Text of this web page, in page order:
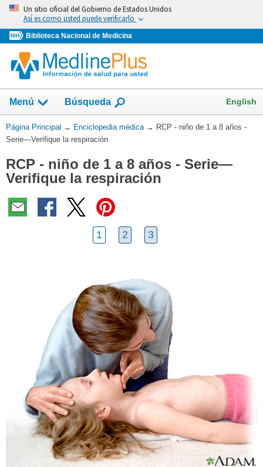
Omita
vaya
al
Contenido
Un sitio oficial del Gobierno de Estados Unidos
Así es como usted puede verificarlo
Biblioteca Nacional de Medicina
Menú Búsqueda English
Usted
está
Página Principal → Enciclopedia médica → RCP - niño de 1 a 8 años -
Serie—Verifique la respiración
RCP - niño de 1 a 8 años - Serie—
Verifique la respiración
1 2 3